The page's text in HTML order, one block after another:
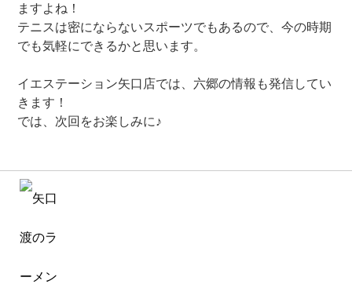
ますよね！
テニスは密にならないスポーツでもあるので、今の時期
でも気軽にできるかと思います。
イエステーション矢口店では、六郷の情報も発信してい
きます！
では、次回をお楽しみに♪